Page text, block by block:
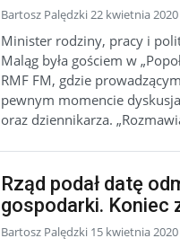
Bartosz Palędzki 22 kwietnia 2020
Minister rodziny, pracy i
Maląg była gościem w
RMF FM, gdzie
pewnym momencie
oraz dziennikarza.
Rząd podał datę
gospodarki. Koniec
Bartosz Palędzki 15 kwietnia 2020